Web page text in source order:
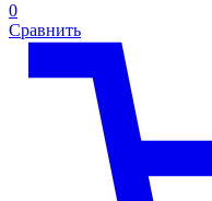
0
Сравнить